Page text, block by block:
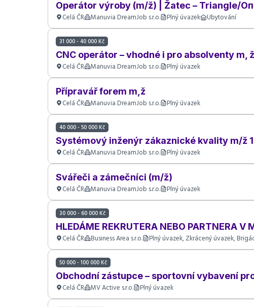
Operátor výroby (m/ž) | Žatec – Triangle/
Celá ČR Manuvia DreamJob s.r.o. Plný úvazek Ubytování
31 000 - 40 000 Kč
CNC operátor – vhodné i pro absolventy m, ž
Celá ČR Manuvia DreamJob s.r.o. Plný úvazek
Přípravář forem m,ž
Celá ČR Manuvia DreamJob s.r.o. Plný úvazek
40 000 - 50 000 Kč
Systémový inženýr zákaznické kvality m/ž
Celá ČR Manuvia DreamJob s.r.o. Plný úvazek
Svářeči a zámečníci (m/ž)
Celá ČR Manuvia DreamJob s.r.o. Plný úvazek
30 000 - 60 000 Kč
HLEDÁME REKRUTERA NEBO PARTNERA V
Celá ČR Business Area s.r.o. Plný úvazek, Zkrácený úvazek,
50 000 - 100 000 Kč
Obchodní zástupce – sportovní vybavení
Celá ČR MV Active s.r.o. Plný úvazek